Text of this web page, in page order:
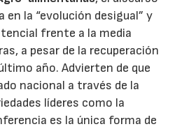
en la “evolución desigual” y
frente a la media
a pesar de la recuperación
año. Advierten de que
nacional a través de la
líderes como la
es la única forma de